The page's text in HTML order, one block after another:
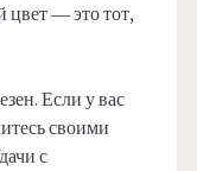
цвет — это тот,
Если у вас
своими
с